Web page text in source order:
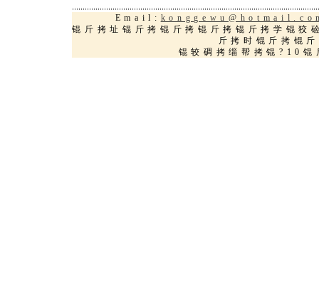
Email:
锟斤拷址锟斤拷锟斤拷锟斤拷锟斤拷学锟狡
斤拷时锟斤拷锟
锟较碉拷缁帮拷锟?10